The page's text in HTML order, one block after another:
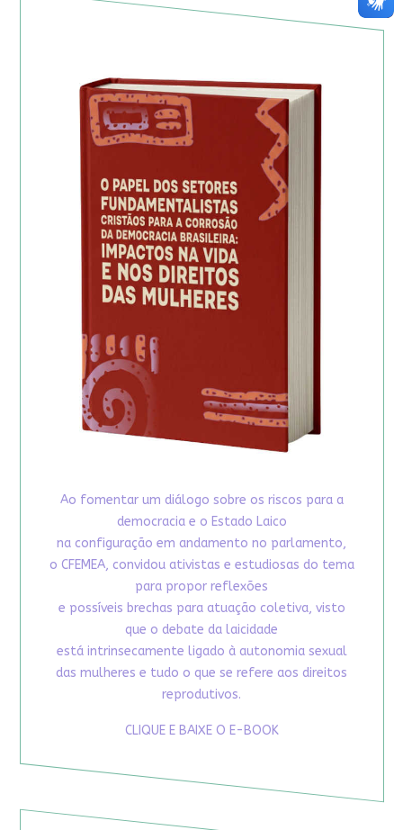
Ao fomentar um diálogo sobre os riscos para a
democracia e o Estado Laico
na configuração em andamento no parlamento,
o CFEMEA, convidou ativistas e estudiosas do tema
para propor reflexões
e possíveis brechas para atuação coletiva, visto
que o debate da laicidade
está intrinsecamente ligado à autonomia sexual
das mulheres e tudo o que se refere aos direitos
reprodutivos.
CLIQUE E BAIXE O E-BOOK